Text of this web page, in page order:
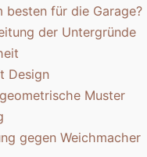
besten für die Garage?
der Untergründe
Design
Muster
gegen Weichmacher